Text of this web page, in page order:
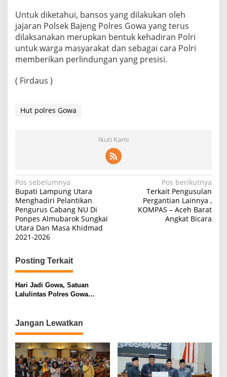
Untuk diketahui, bansos yang dilakukan oleh
jajaran Polsek Bajeng Polres Gowa yang terus
dilaksanakan merupkan bentuk kehadiran Polri
untuk warga masyarakat dan sebagai cara Polri
memberikan perlindungan yang presisi.
( Firdaus )
Hut polres Gowa
Ikuti Kami
Navigasi
pos
Pos sebelumnya
Bupati Lampung Utara
Menghadiri Pelantikan
Pengurus Cabang NU Di
Ponpes Almubarok Sungkai
Utara Dan Masa Khidmad
2021-2026
Pos berikutnya
Terkait Pengusulan
Pergantian Lainnya ,
KOMPAS – Aceh Barat
Angkat Bicara
Posting Terkait
Hari Jadi Gowa, Satuan
Lalulintas Polres Gowa
Jangan Lewatkan